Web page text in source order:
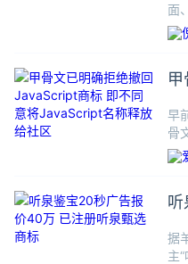
面
半
玩
“‘
早
骨
应
听
据
主